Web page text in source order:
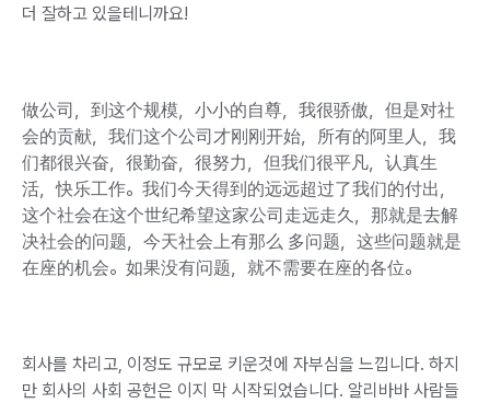
더 잘하고 있을테니까요!
做公司，到这个规模，小小的自尊，我很骄傲，但是对社
会的贡献，我们这个公司才刚刚开始，所有的阿里人，我
们都很兴奋，很勤奋，很努力，但我们很平凡，认真生
活，快乐工作。我们今天得到的远远超过了我们的付出，
这个社会在这个世纪希望这家公司走远走久，那就是去解
决社会的问题，今天社会上有那么 多问题，这些问题就是
在座的机会。如果没有问题，就不需要在座的各位。
회사를 차리고, 이정도 규모로 키운것에 자부심을 느낍니다. 하지
만 회사의 사회 공헌은 이지 막 시작되었습니다. 알리바바 사람들